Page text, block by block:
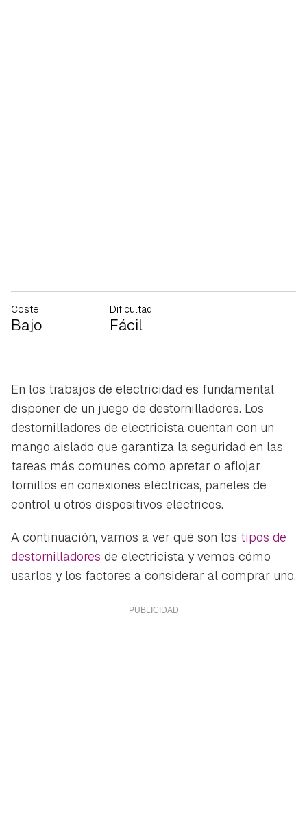
Coste
Bajo
Dificultad
Fácil
En los trabajos de electricidad es fundamental
disponer de un juego de destornilladores. Los
destornilladores de electricista cuentan con un
mango aislado que garantiza la seguridad en las
tareas más comunes como apretar o aflojar
tornillos en conexiones eléctricas, paneles de
control u otros dispositivos eléctricos.
A continuación, vamos a ver qué son los tipos de
destornilladores de electricista y vemos cómo
usarlos y los factores a considerar al comprar uno.